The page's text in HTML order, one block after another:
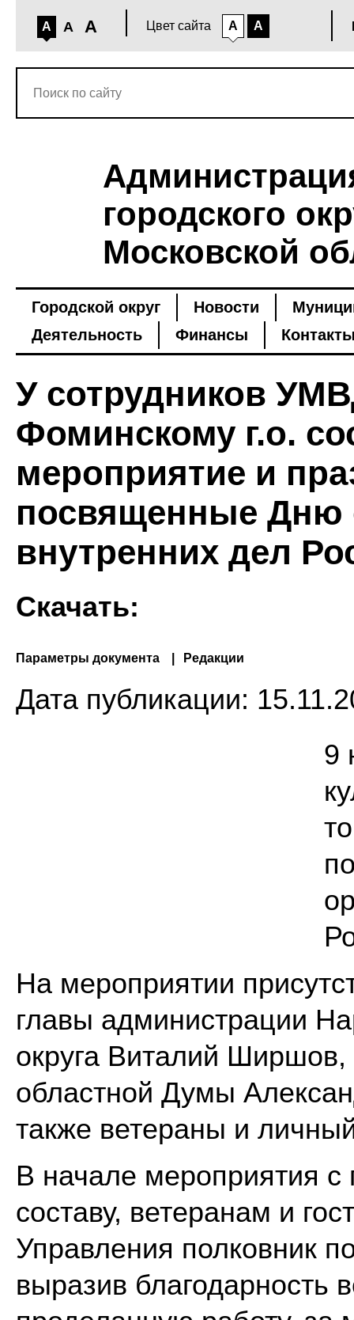
A A A Цвет сайта A A
городского
Московской
Городской округ Новости
Деятельность
Финансы
У сотрудников
Фоминскому г.о.
мероприятие и
посвященные Дню
внутренних дел
Скачать:
Параметры документа Редакции
Дата публикации:
9
На мероприятии
главы администрации
округа Виталий Ширшов,
областной Думы
также ветераны и
В начале мероприятия
составу, ветеранам и
Управления полковник
выразив благодарность